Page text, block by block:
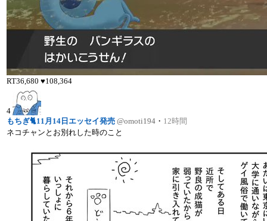
RT36,680♥108,364
4
もちぎ🐈11月14日エッセイ発売 @omoti194 ・ 12時間
ネコチャンとお別れした時のこと